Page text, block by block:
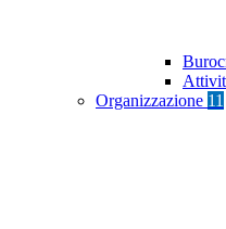
Organizzazione 11